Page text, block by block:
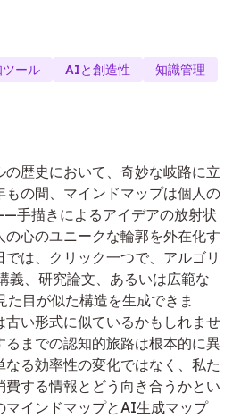
ール AIと創造性
知識管理
の歴史において、奇妙な岐路に立
もの間、マインドマップは個人の
手描きによるアイデアの放射状
の心のユニークな輪郭を外在化す
では、クリック一つで、アルゴリ
義、研究論文、あるいは広範な
目が似た構造を生成できま
古い形式に似ているかもしれませ
るまでの認知的旅路は根本的に異
なる効率性の変化ではなく、私た
費する情報とどう向き合うかとい
マインドマップとAI生成マップ